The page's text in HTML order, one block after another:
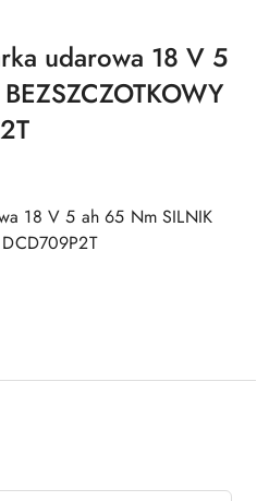
udarowa 18 V 5
18 V 5 ah 65 Nm SILNIK